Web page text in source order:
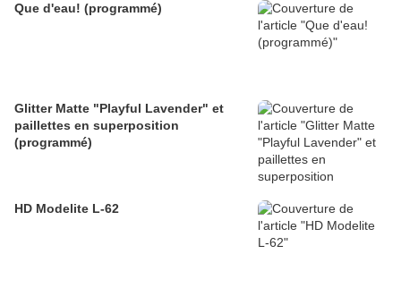
Que d'eau! (programmé)
Glitter Matte "Playful Lavender" et
paillettes en superposition
(programmé)
HD Modelite L-62